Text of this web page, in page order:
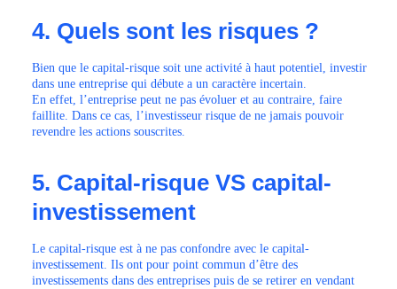
4. Quels sont les risques ?
Bien que le capital-risque soit une activité à haut potentiel, investir
dans une entreprise qui débute a un caractère incertain.
En effet, l’entreprise peut ne pas évoluer et au contraire, faire
faillite. Dans ce cas, l’investisseur risque de ne jamais pouvoir
revendre les actions souscrites.
5. Capital-risque VS capital-
investissement
Le capital-risque est à ne pas confondre avec le capital-
investissement. Ils ont pour point commun d’être des
investissements dans des entreprises puis de se retirer en vendant